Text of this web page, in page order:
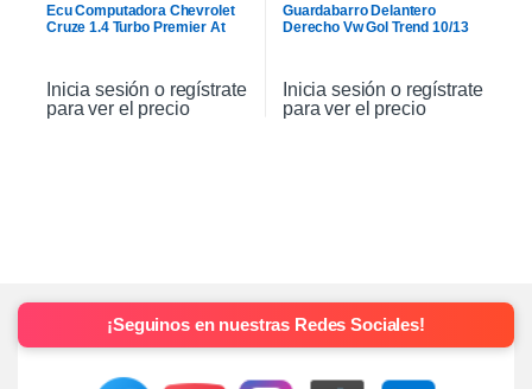
Ecu Computadora Chevrolet
Cruze 1.4 Turbo Premier At
Inicia sesión o regístrate
para ver el precio
Guardabarro Delantero
Derecho Vw Gol Trend 10/13
Inicia sesión o regístrate
para ver el precio
¡Seguinos en nuestras Redes Sociales!